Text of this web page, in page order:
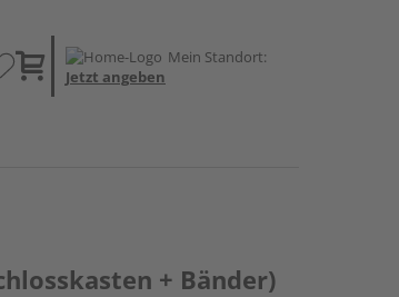
Mein Standort:
Jetzt angeben
+ Bänder)